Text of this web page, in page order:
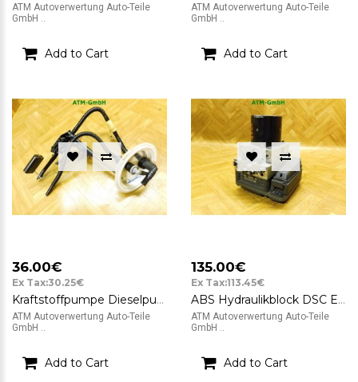
ATM Autoverwertung Auto-Teile
GmbH ..
Add to Cart
ATM Autoverwertung Auto-Teile
GmbH ..
Add to Cart
36.00€
Ex Tax:30.25€
Kraftstoffpumpe Dieselpumpe Tankgeber BMW 5 5er E60 6765849 0580303042 Bosch
ATM Autoverwertung Auto-Teile
GmbH ..
Add to Cart
135.00€
Ex Tax:113.45€
ABS Hydraulikblock DSC E6x BMW 5 5er E60 3451-6783360
ATM Autoverwertung Auto-Teile
GmbH ..
Add to Cart